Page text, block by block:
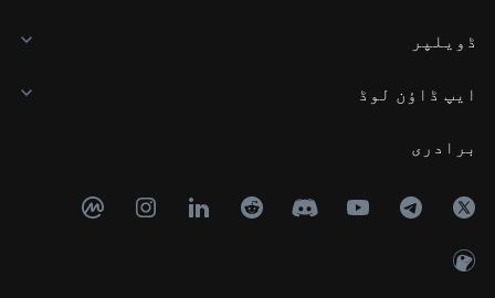
ڈویلپر
ایپ ڈاؤن لوڈ
برادری